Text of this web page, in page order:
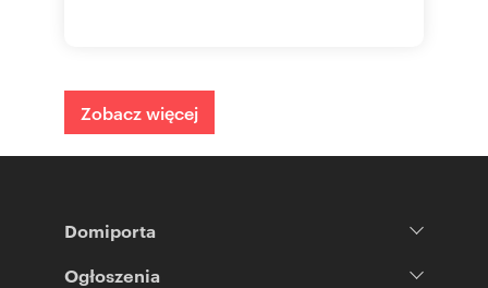
Zobacz więcej
Domiporta
Ogłoszenia